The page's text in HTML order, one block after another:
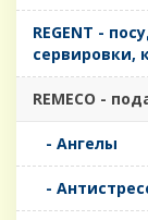
REGENT -
сервировки,
REMECO -
- Ангелы
-